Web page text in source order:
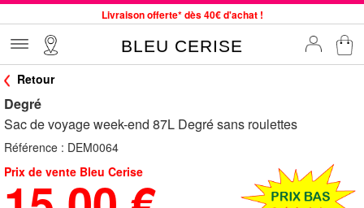
Livraison offerte* dès 40€ d'achat !
Commande avant 12h expédiée le jour même, du lundi au vendredi
Jusqu'à -75% sur le site du 29/07 au 27/08
Samsonite, Delsey, American Tourister, Little Marcel à Prix Bas
BLEU CERISE
Retour
Degré
Sac de voyage week-end 87L Degré sans roulettes
Référence : DEM0064
Prix de vente Bleu Cerise